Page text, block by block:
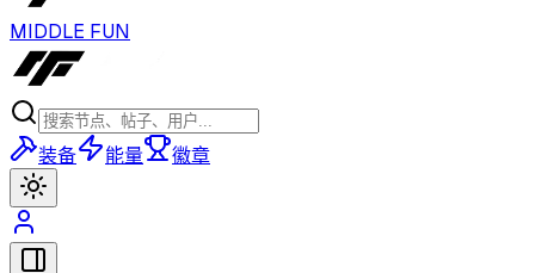
MIDDLE FUN
装备 能量 徽章